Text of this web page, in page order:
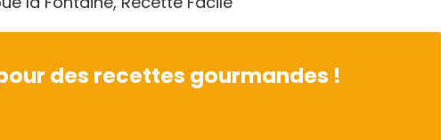
des recettes gourmandes !